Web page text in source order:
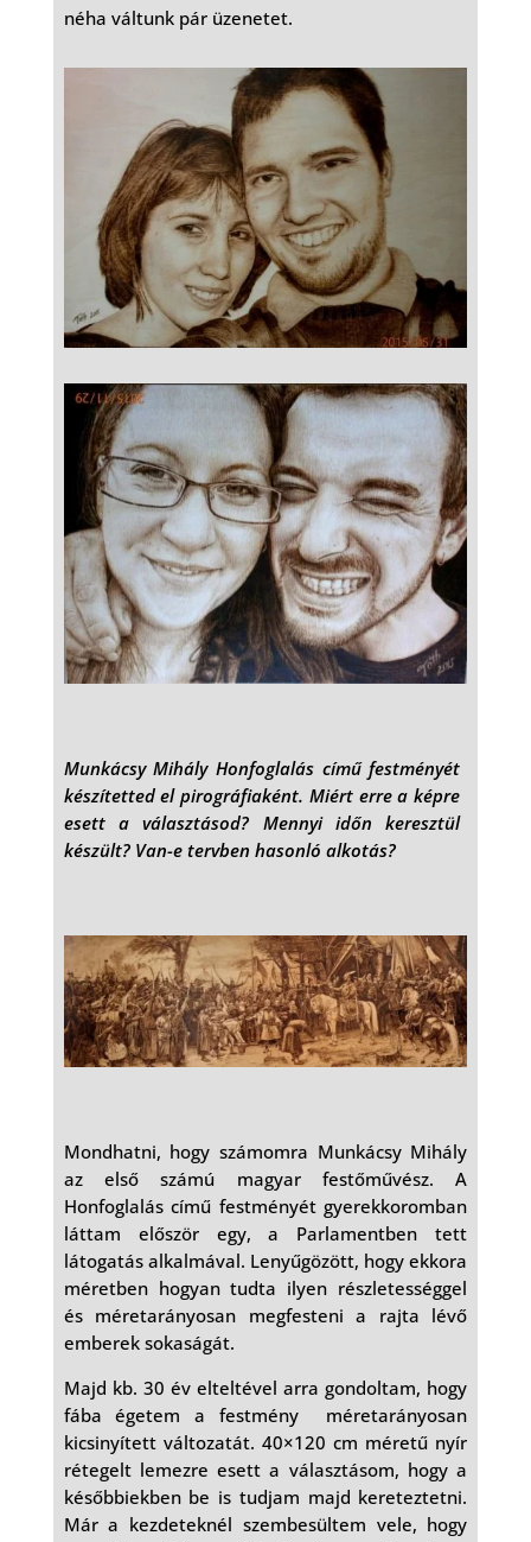
néha váltunk pár üzenetet.
Munkácsy Mihály Honfoglalás című festményét
készítetted el pirográfiaként. Miért erre a képre
esett a választásod? Mennyi időn keresztül
készült? Van-e tervben hasonló alkotás?
Mondhatni, hogy számomra Munkácsy Mihály
az első számú magyar festőművész. A
Honfoglalás című festményét gyerekkoromban
láttam először egy, a Parlamentben tett
látogatás alkalmával. Lenyűgözött, hogy ekkora
méretben hogyan tudta ilyen részletességgel
és méretarányosan megfesteni a rajta lévő
emberek sokaságát.
Majd kb. 30 év elteltével arra gondoltam, hogy
fába égetem a festmény méretarányosan
kicsinyített változatát. 40×120 cm méretű nyír
rétegelt lemezre esett a választásom, hogy a
későbbiekben be is tudjam majd kereteztetni.
Már a kezdeteknél szembesültem vele, hogy